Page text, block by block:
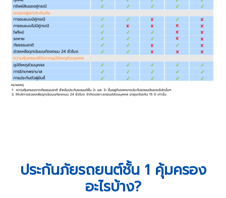
ประกันภัยรถยนต์ชั้น 1 คุ้มครอง
อะไรบ้าง?